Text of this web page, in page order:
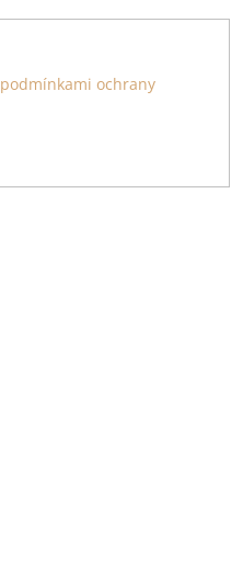
podmínkami ochrany